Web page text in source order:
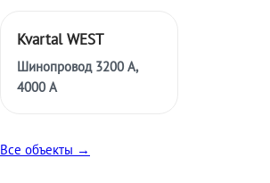
Kvartal WEST
Шинопровод 3200 А,
4000 А
Все объекты →